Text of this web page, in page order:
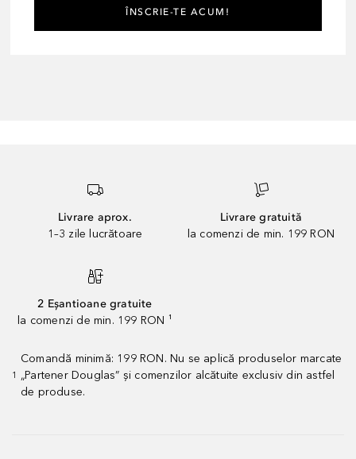
ÎNSCRIE-TE ACUM!
Livrare aprox.
1–3 zile lucrătoare
Livrare gratuită
la comenzi de min. 199 RON
2 Eșantioane gratuite
la comenzi de min. 199 RON ¹
1
Comandă minimă: 199 RON. Nu se aplică produselor marcate
„Partener Douglas” și comenzilor alcătuite exclusiv din astfel
de produse.